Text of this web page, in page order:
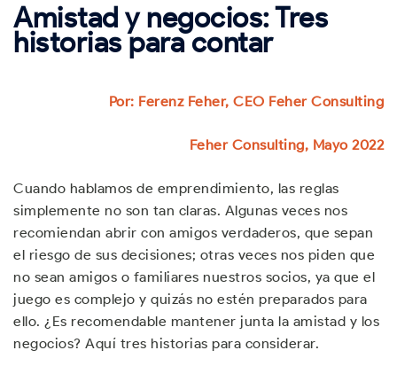
Amistad y negocios: Tres
historias para contar
Por: Ferenz Feher, CEO Feher Consulting
Feher Consulting, Mayo 2022
Cuando hablamos de emprendimiento, las reglas
simplemente no son tan claras. Algunas veces nos
recomiendan abrir con amigos verdaderos, que sepan
el riesgo de sus decisiones; otras veces nos piden que
no sean amigos o familiares nuestros socios, ya que el
juego es complejo y quizás no estén preparados para
ello. ¿Es recomendable mantener junta la amistad y los
negocios? Aquí tres historias para considerar.